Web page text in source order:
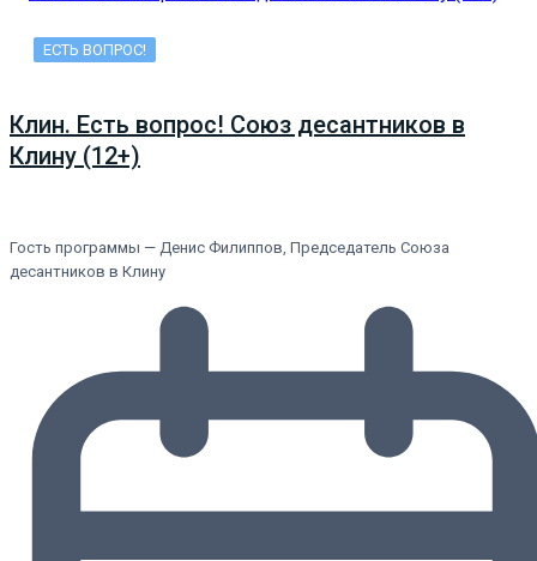
ЕСТЬ ВОПРОС!
Клин. Есть вопрос! Союз десантников в
Клину (12+)
Гость программы — Денис Филиппов, Председатель Союза
десантников в Клину